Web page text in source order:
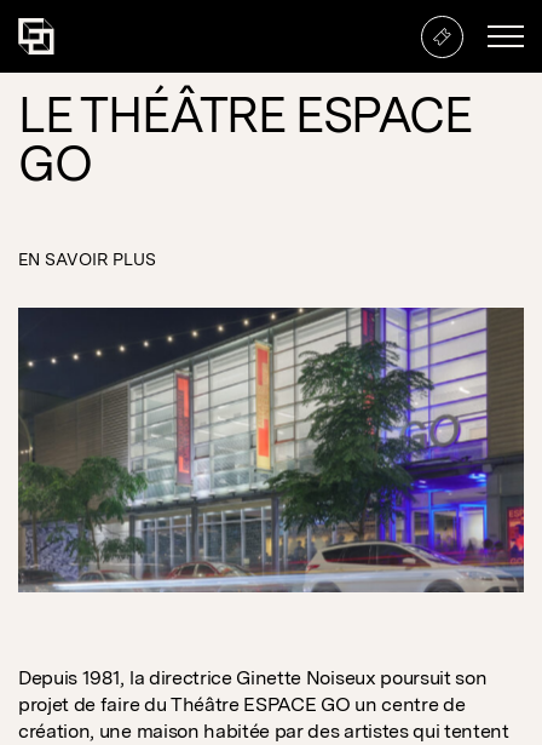
LE THÉÂTRE ESPACE
GO
EN SAVOIR PLUS
Depuis 1981, la directrice Ginette Noiseux poursuit son
projet de faire du Théâtre ESPACE GO un centre de
création, une maison habitée par des artistes qui tentent